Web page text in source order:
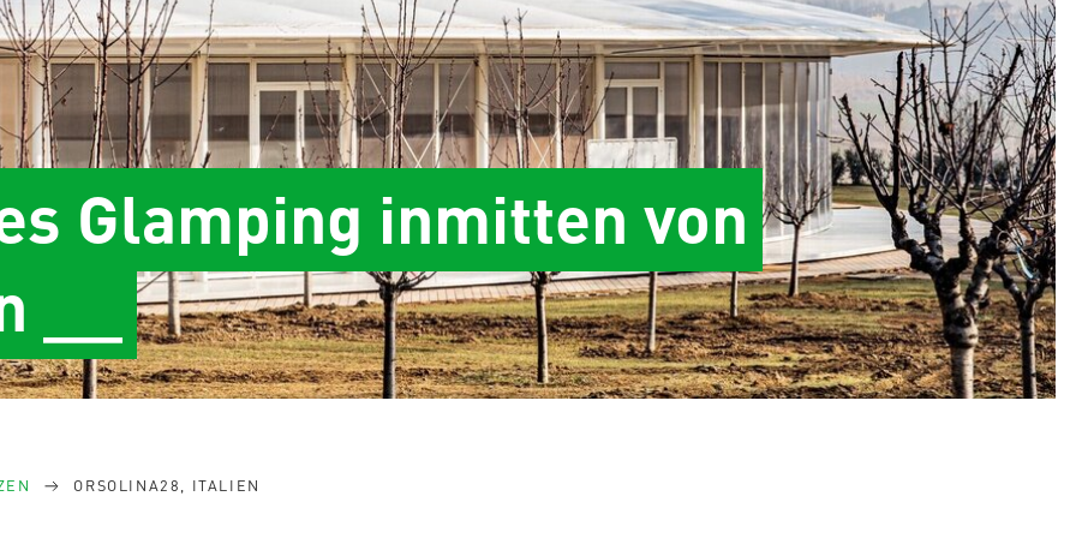
Glamping inmitten von
ORSOLINA28, ITALIEN